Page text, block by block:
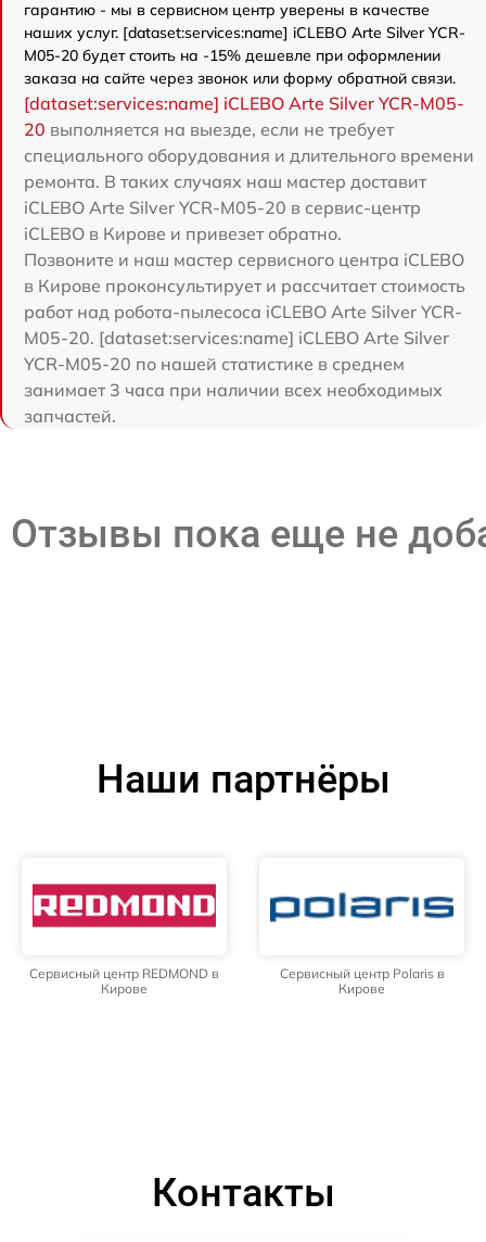
гарантию - мы в сервисном центр уверены в качестве
наших услуг. [dataset:services:name] iCLEBO Arte Silver YCR-
M05-20 будет стоить на -15% дешевле при оформлении
заказа на сайте через звонок или форму обратной связи.
[dataset:services:name] iCLEBO Arte Silver YCR-M05-
20 выполняется на выезде, если не требует
специального оборудования и длительного времени
ремонта. В таких случаях наш мастер доставит
iCLEBO Arte Silver YCR-M05-20 в сервис-центр
iCLEBO в Кирове и привезет обратно.
Позвоните и наш мастер сервисного центра iCLEBO
в Кирове проконсультирует и рассчитает стоимость
работ над робота-пылесоса iCLEBO Arte Silver YCR-
M05-20. [dataset:services:name] iCLEBO Arte Silver
YCR-M05-20 по нашей статистике в среднем
занимает 3 часа при наличии всех необходимых
запчастей.
Отзывы пока еще не
Наши партнёры
Сервисный центр REDMOND в
Кирове
Сервисный центр Polaris в
Кирове
Контакты